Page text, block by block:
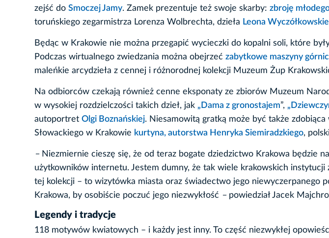
zejść do Smoczej Jamy. Zamek prezentuje też swoje skarby: zbroję
toruńskiego zegarmistrza Lorenza Wolbrechta, dzieła Leona
Będąc w Krakowie nie można przegapić wycieczki do kopalni soli, które
Podczas wirtualnego zwiedzania można obejrzeć zabytkowe maszyny
maleńkie arcydzieła z cennej i różnorodnej kolekcji Muzeum Żup
Na odbiorców czekają również cenne eksponaty ze zbiorów Muzeum
w wysokiej rozdzielczości takich dzieł, jak „Dama z gronostajem”,
autoportret Olgi Boznańskiej. Niesamowitą gratką może być także
Słowackiego w Krakowie kurtyna, autorstwa Henryka Siemiradzkiego,
– Niezmiernie cieszę się, że od teraz bogate dziedzictwo Krakowa będzie
użytkowników internetu. Jestem dumny, że tak wiele krakowskich instytucji
tej kolekcji – to wizytówka miasta oraz świadectwo jego niewyczerpanego
Krakowa, by osobiście poczuć jego niezwykłość – powiedział Jacek
Legendy i tradycje
118 motywów kwiatowych – i każdy jest inny. To część niezwykłej